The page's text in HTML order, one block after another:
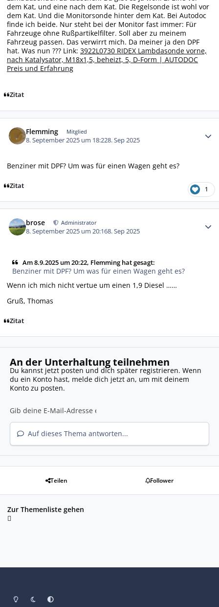
dem Kat, und eine nach dem Kat. Die Regelsonde ist wohl vor
dem Kat. Und die Monitorsonde hinter dem Kat. Bei Autodoc
finde ich beide. Nur steht bei der Monitor fast immer: Für
Fahrzeuge ohne Rußpartikelfilter. Soll aber zu meinem
Fahrzeug passen. Das verwirrt mich. Da meiner ja den DPF
hat. Was nun ??? Link: 3922L0730 RIDEX Lambdasonde vorne,
nach Katalysator, M18x1,5, beheizt, 5, D-Form | AUTODOC
Preis und Erfahrung
Zitat
Flemming Mitglied
8. September 2025 um 18:228. Sep 2025
Benziner mit DPF? Um was für einen Wagen geht es?
Zitat 1
brose Administrator
8. September 2025 um 20:168. Sep 2025
Am 8.9.2025 um 20:22, Flemming hat gesagt:
Benziner mit DPF? Um was für einen Wagen geht es?
Wenn ich mich nicht vertue um einen 1,9 Diesel ……
Gruß, Thomas
Zitat
An der Unterhaltung teilnehmen
Du kannst jetzt posten und dich später registrieren. Wenn
du ein Konto hast, melde dich jetzt an, um mit deinem
Konto zu posten.
Auf dieses Thema antworten...
Teilen Follower
Zur Themenliste gehen
Heller ModusDunkler Modus
Systemeinstellung